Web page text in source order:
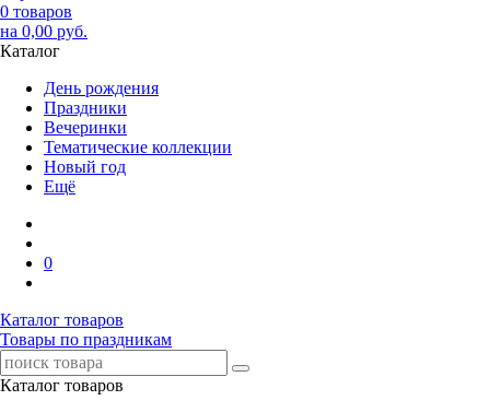
0 товаров
на 0,00 руб.
Каталог
День рождения
Праздники
Вечеринки
Тематические коллекции
Новый год
Ещё
0
Каталог товаров
Товары по праздникам
Каталог товаров